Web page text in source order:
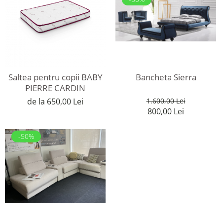
Saltea pentru copii BABY
PIERRE CARDIN
de la 650,00 Lei
Bancheta Sierra
1.600,00 Lei
800,00 Lei
-50%